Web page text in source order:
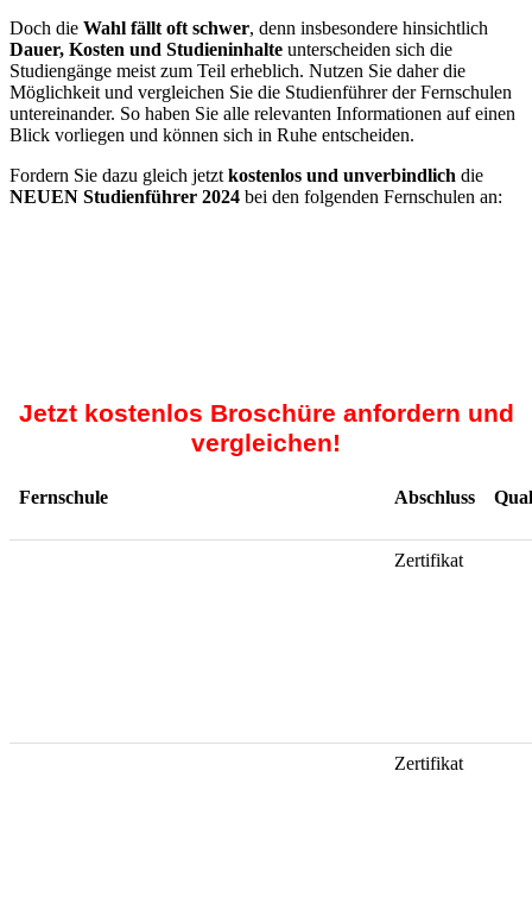
Doch die Wahl fällt oft schwer, denn insbesondere hinsichtlich
Dauer, Kosten und Studieninhalte unterscheiden sich die
Studiengänge meist zum Teil erheblich. Nutzen Sie daher die
Möglichkeit und vergleichen Sie die Studienführer der Fernschulen
untereinander. So haben Sie alle relevanten Informationen auf einen
Blick vorliegen und können sich in Ruhe entscheiden.
Fordern Sie dazu gleich jetzt kostenlos und unverbindlich die
NEUEN Studienführer 2024 bei den folgenden Fernschulen an:
Jetzt kostenlos Broschüre anfordern und
vergleichen!
Fernschule Abschluss
Zertifikat
Zertifikat